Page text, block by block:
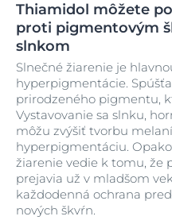
Thiamidol môžete
proti pigmentovým
slnkom
Slnečné žiarenie je
hyperpigmentácie.
prirodzeného pigmentu,
Vystavovanie sa slnku,
môžu zvýšiť tvorbu
hyperpigmentáciu.
žiarenie vedie k tomu, že
prejavia už v mladšom
každodenná ochrana
nových škvŕn.